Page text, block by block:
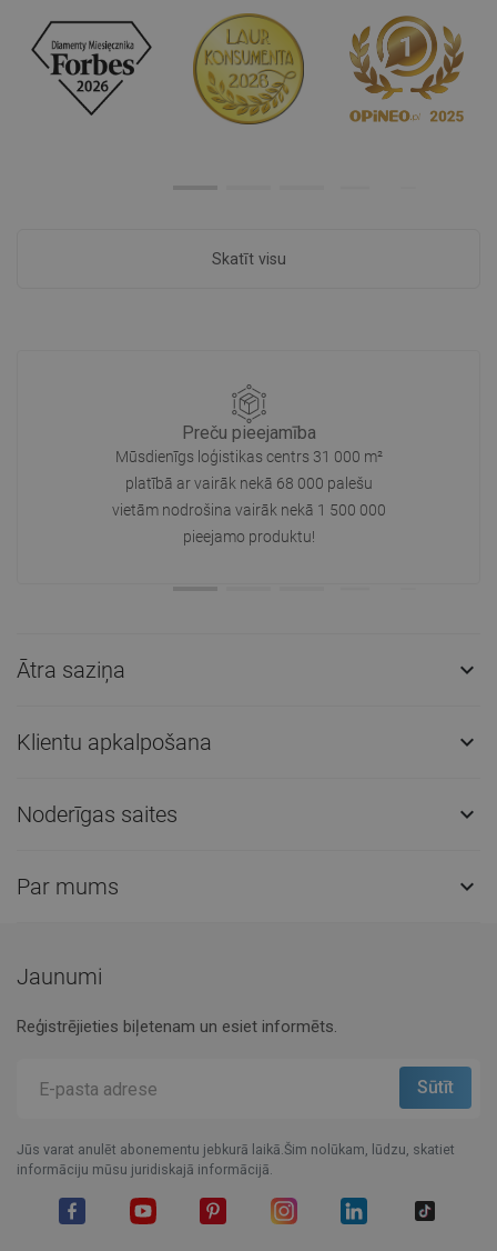
Skatīt visu
Preču pieejamība
Mūsdienīgs loģistikas centrs 31 000 m²
platībā ar vairāk nekā 68 000 palešu
vietām nodrošina vairāk nekā 1 500 000
pieejamo produktu!
Ātra saziņa 
Klientu apkalpošana 
Noderīgas saites 
Par mums 
Jaunumi
Reģistrējieties biļetenam un esiet informēts.
Jūs varat anulēt abonementu jebkurā laikā.Šim nolūkam, lūdzu, skatiet
informāciju mūsu juridiskajā informācijā.